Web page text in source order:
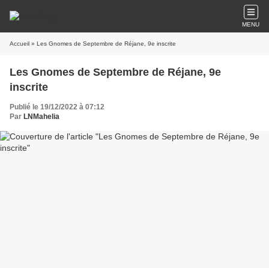
MENU
Accueil » Les Gnomes de Septembre de Réjane, 9e inscrite
Les Gnomes de Septembre de Réjane, 9e
inscrite
Publié le 19/12/2022 à 07:12
Par LNMahelia